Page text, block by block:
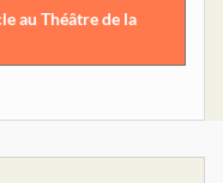
au Théâtre de la